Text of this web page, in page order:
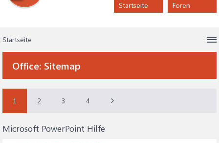
Startseite
Office: Sitemap
1 2 3 4
Microsoft PowerPoint Hilfe
Startseite Foren